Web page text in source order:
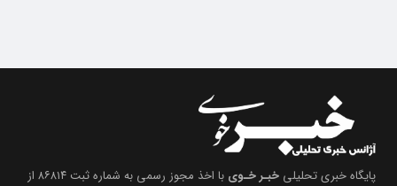
پایگاه خبری تحلیلی خبـر خـوی
با اخذ مجوز رسمی به شماره ثبت ۸۶۸۱۴ از